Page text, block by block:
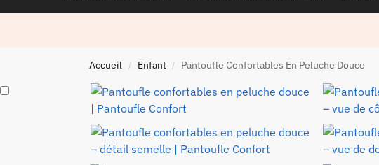
Accueil / Enfant / Pantoufle Confortables En Peluche Douce